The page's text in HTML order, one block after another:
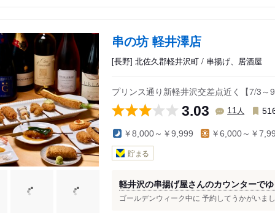
串の坊 軽井澤店
[長野] 北佐久郡軽井沢町 / 串揚げ、居酒屋
プリンス通り新軽井沢交差点近く【7/3
3.03 11人
￥8,000～￥9,999 ￥6,000～￥
貯まる
軽井沢の串揚げ屋さんのカウンターで
ゴールデンウィーク中に 予約してうかがいま